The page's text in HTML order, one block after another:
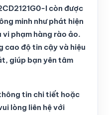
I còn được
minh như phát hiện
vi phạm hàng rào ảo.
cao độ tin cậy và hiệu
giúp bạn yên tâm
tin chi tiết hoặc
lòng liên hệ với